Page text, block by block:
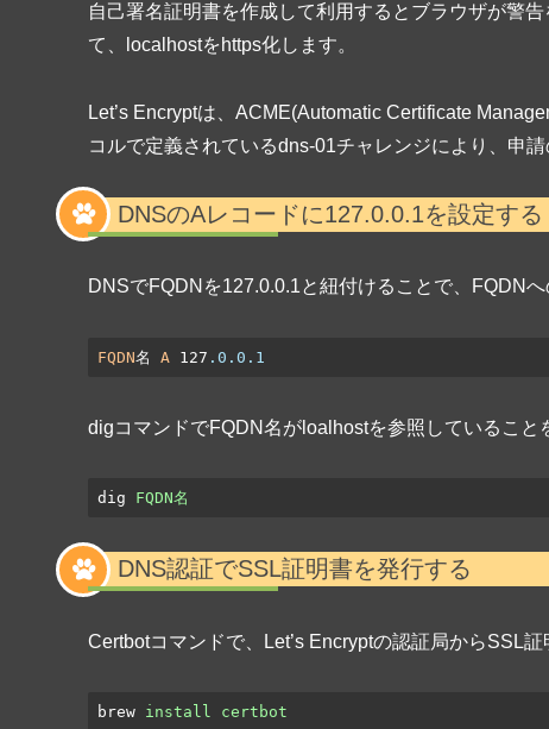
自己署名証明書を作成して利用するとブラウザが警
て、localhostをhttps化します。
Let’s Encryptは、ACME(Automatic Certificate
コルで定義されているdns-01チャレンジにより、申請
DNSのAレコードに127.0.0.1を設定する
DNSでFQDNを127.0.0.1と紐付けることで、FQDN
FQDN名 A 127 .0 .0 .1
digコマンドでFQDN名がloalhostを参照していること
dig FQDN名
DNS認証でSSL証明書を発行する
Certbotコマンドで、Let’s Encryptの認証局からSSL証
brew install certbot